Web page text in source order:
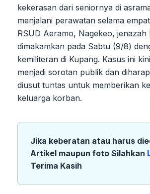
kekerasan dari seniornya di
menjalani perawatan selama
RSUD Aeramo, Nagekeo, jenazah
dimakamkan pada Sabtu (9/8)
kemiliteran di Kupang. Kasus ini
menjadi sorotan publik dan
diusut tuntas untuk memberikan
keluarga korban.
Jika keberatan atau harus
Artikel maupun foto Silahkan
Terima Kasih